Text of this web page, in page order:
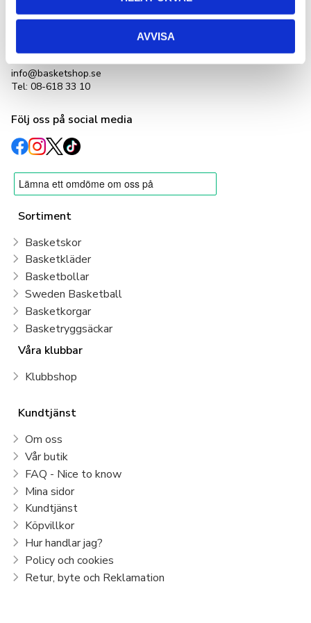
AVVISA
LetOut Equipment AB
11255 Stockholm
info@basketshop.se
Tel: 08-618 33 10
Följ oss på social media
Sortiment
Basketskor
Basketkläder
Basketbollar
Sweden Basketball
Basketkorgar
Basketryggsäckar
Våra klubbar
Klubbshop
Kundtjänst
Om oss
Vår butik
FAQ - Nice to know
Mina sidor
Kundtjänst
Köpvillkor
Hur handlar jag?
Policy och cookies
Retur, byte och Reklamation